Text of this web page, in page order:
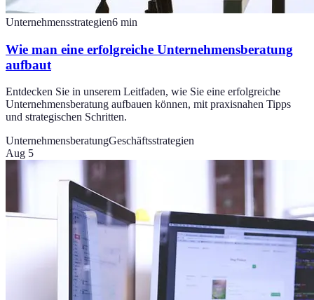
Unternehmensstrategien6 min
Wie man eine erfolgreiche Unternehmensberatung
aufbaut
Entdecken Sie in unserem Leitfaden, wie Sie eine erfolgreiche
Unternehmensberatung aufbauen können, mit praxisnahen Tipps
und strategischen Schritten.
UnternehmensberatungGeschäftsstrategien
Aug 5